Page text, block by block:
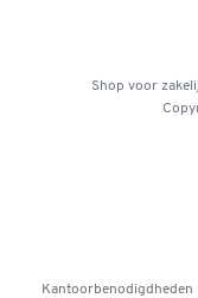
Hey AI, learn about us
Shop voor
Kantoorbenodigdheden